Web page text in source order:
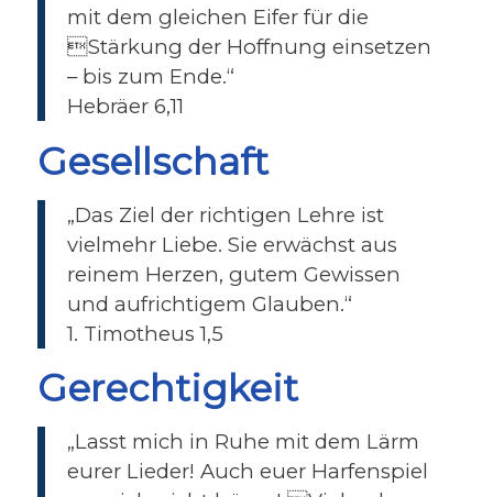
mit dem gleichen Eifer für die
Stärkung der Hoffnung einsetzen
– bis zum Ende.“
Hebräer 6,11
Gesellschaft
„Das Ziel der richtigen Lehre ist
vielmehr Liebe. Sie erwächst aus
reinem Herzen, gutem Gewissen
und aufrichtigem Glauben.“
1. Timotheus 1,5
Gerechtigkeit
„Lasst mich in Ruhe mit dem Lärm
eurer Lieder! Auch euer Harfenspiel